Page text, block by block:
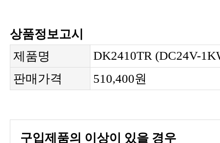
상품정보고시
제품명
DK2410TR (DC24V-
판매가격
510,400원
구입제품의 이상이 있을 경우